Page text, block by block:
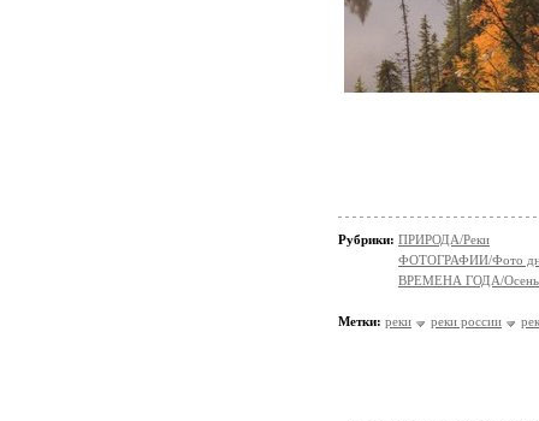
Рубрики: ПРИРОДА/Реки
ФОТОГРАФИИ/Фото
ВРЕМЕНА ГОДА/Осень
Метки: реки реки россии